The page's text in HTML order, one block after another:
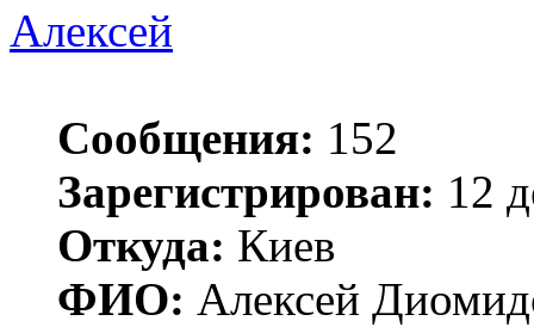
Алексей
Сообщения: 152
Зарегистрирован: 12
Откуда: Киев
ФИО: Алексей